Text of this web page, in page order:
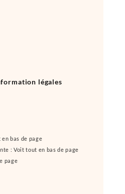
légales
bas de page
: Voit tout en bas de page
page